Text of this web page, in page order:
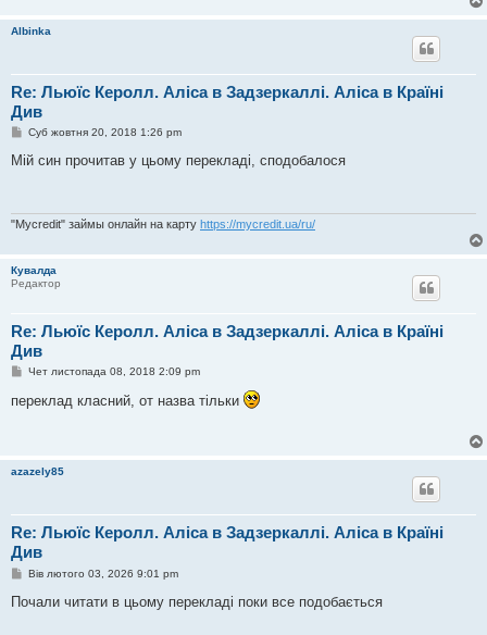
Albinka
Re: Льюїс Керолл. Аліса в Задзеркаллі. Аліса в Країні
Див
П
в
л
я
Суб жовтня 20, 2018 1:26 pm
Мій син прочитав у цьому перекладі, сподобалося
"Mycredit" займы онлайн на карту https://mycredit.ua/ru/
Кувалда
Редактор
Re: Льюїс Керолл. Аліса в Задзеркаллі. Аліса в Країні
Див
П
в
і
л
е
я
Чет листопада 08, 2018 2:09 pm
переклад класний, от назва тільки
azazely85
Re: Льюїс Керолл. Аліса в Задзеркаллі. Аліса в Країні
Див
П
в
Вів лютого 03, 2026 9:01 pm
Почали читати в цьому перекладі поки все подобається